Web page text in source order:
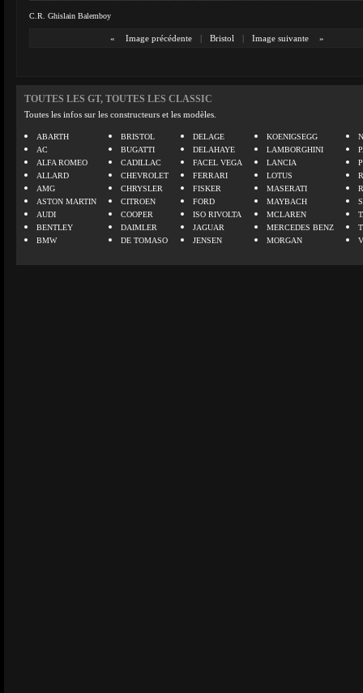
C.R. Ghislain Balemboy
« Image précédente | Bristol | Image suivante »
TOUTES LES GT, TOUTES LES CLASSIC
Toutes les infos sur les constructeurs et les modèles.
ABARTH
AC
ALFA ROMEO
ALLARD
AMG
ASTON MARTIN
AUDI
BENTLEY
BMW
BRISTOL
BUGATTI
CADILLAC
CHEVROLET
CHRYSLER
CITROEN
COOPER
DAIMLER
DE TOMASO
DELAGE
DELAHAYE
FACEL VEGA
FERRARI
FISKER
FORD
ISO RIVOLTA
JAGUAR
JENSEN
KOENIGSEGG
LAMBORGHINI
LANCIA
LOTUS
MASERATI
MAYBACH
MCLAREN
MERCEDES BENZ
MORGAN